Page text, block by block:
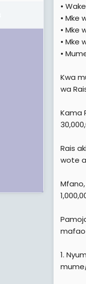
•
• Mke
• Mke
• Mke
•
Kwa
wa
Kama
Rais
wote
mafao
1.